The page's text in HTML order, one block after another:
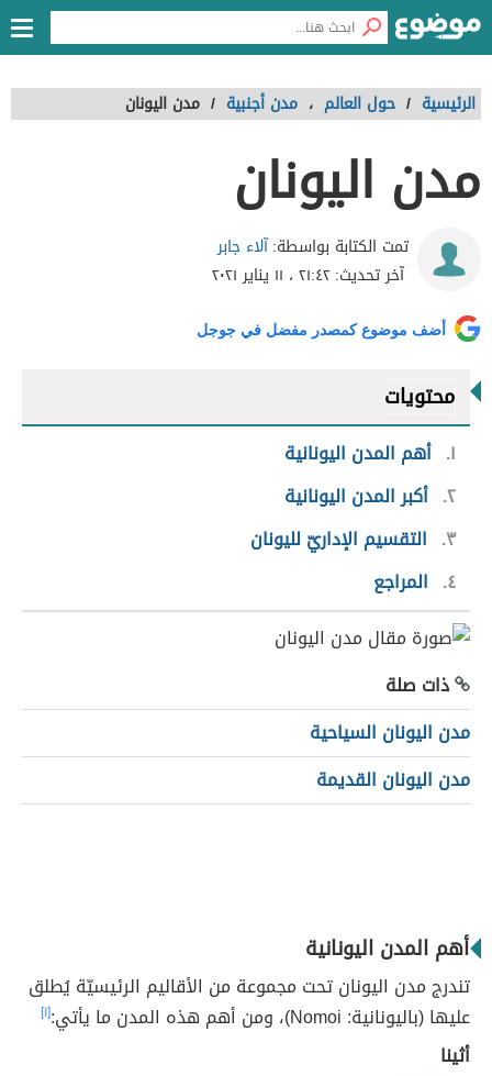
الرئيسية / حول العالم ، مدن أجنبية / مدن اليونان
مدن اليونان
تمت الكتابة بواسطة:آلاء جابر
آخر تحديث:٢١:٤٢ ، ١١ يناير ٢٠٢١
أضف موضوع كمصدر مفضل في جوجل
محتويات
١ أهم المدن اليونانية
٢ أكبر المدن اليونانية
٣
التقسيم الإداريّ لليونان
٤
المراجع
ذات صلة
مدن اليونان السياحية
مدن اليونان القديمة
أهم المدن اليونانية
تندرج مدن اليونان تحت مجموعة من الأقاليم الرئيسيّة يُطلق
عليها (باليونانية: Nomoi)، ومن أهم هذه المدن ما يأتي:
[١]
أثينا